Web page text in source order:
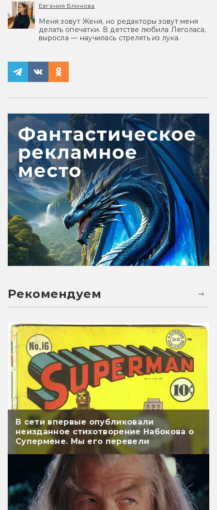
Евгения Блинова
Меня зовут Женя, но редакторы зовут меня
делать опечатки. В детстве любила Леголаса,
выросла — научилась стрелять из лука.
Рекомендуем
В сети впервые опубликовали
неизданное стихотворение Набокова о
Супермене. Мы его перевели